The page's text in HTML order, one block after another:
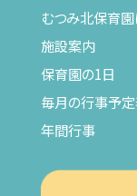
むつみ北保育
施設案内
保育園の1日
毎月の行事予
年間行事